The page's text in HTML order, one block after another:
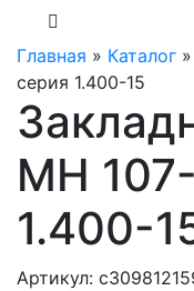
Главная » Каталог »
серия 1.400-15
МН
1.400-
Артикул: